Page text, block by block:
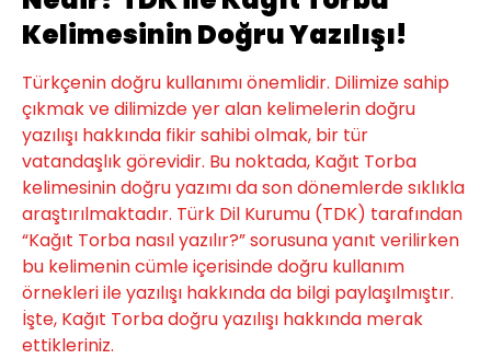
Kelimesinin Doğru Yazılışı!
Türkçenin doğru kullanımı önemlidir. Dilimize sahip
çıkmak ve dilimizde yer alan kelimelerin doğru
yazılışı hakkında fikir sahibi olmak, bir tür
vatandaşlık görevidir. Bu noktada, Kağıt Torba
kelimesinin doğru yazımı da son dönemlerde sıklıkla
araştırılmaktadır. Türk Dil Kurumu (TDK) tarafından
“Kağıt Torba nasıl yazılır?” sorusuna yanıt verilirken
bu kelimenin cümle içerisinde doğru kullanım
örnekleri ile yazılışı hakkında da bilgi paylaşılmıştır.
İşte, Kağıt Torba doğru yazılışı hakkında merak
ettikleriniz.